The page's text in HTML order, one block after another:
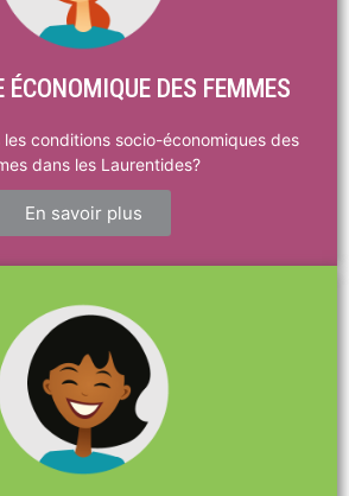
DES FEMMES
les conditions socio-économiques des
dans les Laurentides?
En savoir plus